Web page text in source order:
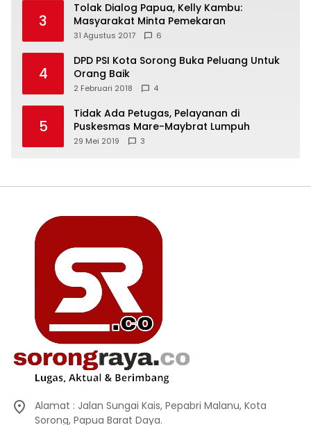
3
Tolak Dialog Papua, Kelly Kambu:
Masyarakat Minta Pemekaran
31 Agustus 2017 6
4
DPD PSI Kota Sorong Buka Peluang Untuk
Orang Baik
2 Februari 2018 4
5
Tidak Ada Petugas, Pelayanan di
Puskesmas Mare-Maybrat Lumpuh
29 Mei 2019 3
Alamat : Jalan Sungai Kais, Pepabri Malanu, Kota
Sorong, Papua Barat Daya.